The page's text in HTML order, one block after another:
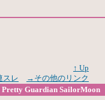
↑ Up
スレ
→その他のリンク
Pretty Guardian SailorMoon